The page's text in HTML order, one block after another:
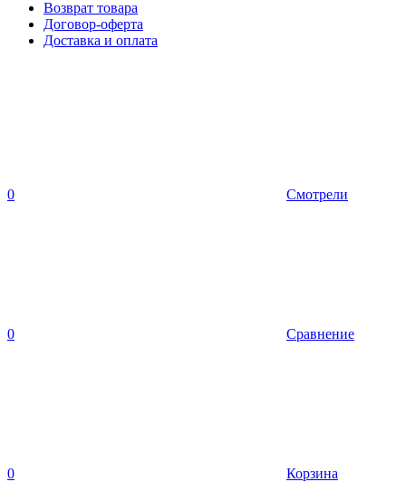
Возврат товара
Договор-оферта
Доставка и оплата
0 Смотрели
0 Сравнение
0 Корзина